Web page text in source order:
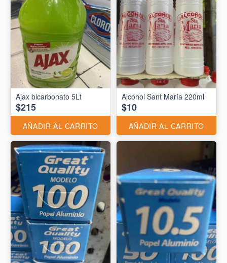
Ajax bicarbonato 5Lt
$215
AÑADIR AL CARRITO
Alcohol Sant María 220ml
$10
AÑADIR AL CARRITO